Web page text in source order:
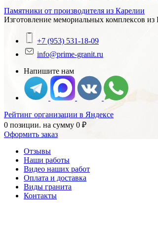
Памятники от производителя из Карелии
Изготовление мемориальных комплексов из
+7 (953) 531-18-09
info@prime-granit.ru
Напишите нам
Рейтинг организации в Яндексе
0 позиции. на сумму 0 ₽
Оформить заказ
Отзывы
Наши работы
Видео наших работ
Оплата и доставка
Виды гранита
Контакты